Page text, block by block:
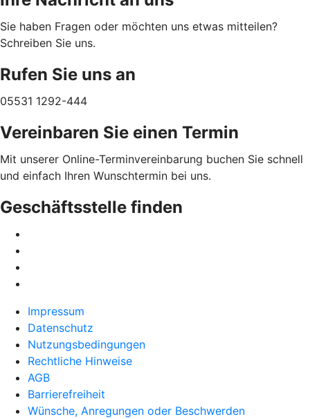
Sie haben Fragen oder möchten uns etwas mitteilen?
Schreiben Sie uns.
Rufen Sie uns an
05531 1292-444
Vereinbaren Sie einen Termin
Mit unserer Online-Terminvereinbarung buchen Sie schnell
und einfach Ihren Wunschtermin bei uns.
Geschäftsstelle finden
Impressum
Datenschutz
Nutzungsbedingungen
Rechtliche Hinweise
AGB
Barrierefreiheit
Wünsche, Anregungen oder Beschwerden